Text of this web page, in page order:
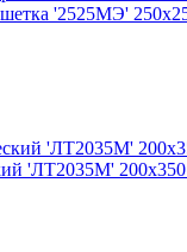
'2525МЭ'
'ЛТ2035М'